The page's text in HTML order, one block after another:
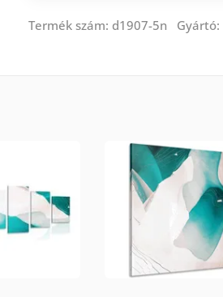
Termék szám: d1907-5n Gyártó: